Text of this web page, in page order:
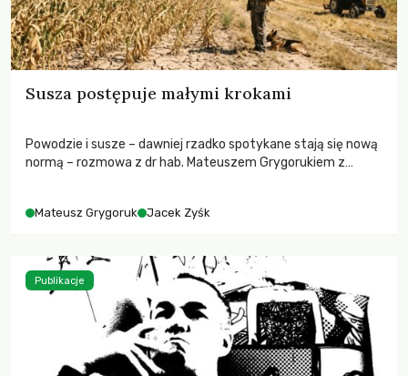
Susza postępuje małymi krokami
Powodzie i susze – dawniej rzadko spotykane stają się nową
normą – rozmowa z dr hab. Mateuszem Grygorukiem z
Mateusz Grygoruk Jacek Zyśk
Publikacje